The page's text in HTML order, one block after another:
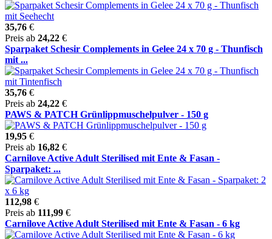
35,76 €
Preis ab 24,22 €
Sparpaket Schesir Complements in Gelee 24 x 70 g - Thunfisch
mit ...
35,76 €
Preis ab 24,22 €
PAWS & PATCH Grünlippmuschelpulver - 150 g
19,95 €
Preis ab 16,82 €
Carnilove Active Adult Sterilised mit Ente & Fasan -
Sparpaket: ...
112,98 €
Preis ab 111,99 €
Carnilove Active Adult Sterilised mit Ente & Fasan - 6 kg